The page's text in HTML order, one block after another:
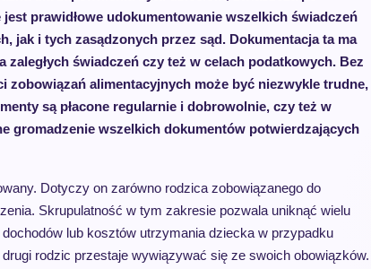
prawidłowe udokumentowanie wszelkich świadczeń
jak i tych zasądzonych przez sąd. Dokumentacja ta ma
świadczeń czy też w celach podatkowych. Bez
alimentacyjnych może być niezwykle trudne,
są płacone regularnie i dobrowolnie, czy też w
gromadzenie wszelkich dokumentów potwierdzających
Dotyczy on zarówno rodzica zobowiązanego do
Skrupulatność w tym zakresie pozwala uniknąć wielu
lub kosztów utrzymania dziecka w przypadku
rodzic przestaje wywiązywać się ze swoich obowiązków.